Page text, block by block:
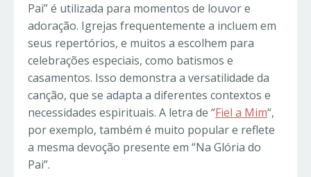
Pai” é utilizada para momentos de louvor e
adoração. Igrejas frequentemente a incluem em
seus repertórios, e muitos a escolhem para
celebrações especiais, como batismos e
casamentos. Isso demonstra a versatilidade da
canção, que se adapta a diferentes contextos e
necessidades espirituais. A letra de “Fiel a Mim“,
por exemplo, também é muito popular e reflete
a mesma devoção presente em “Na Glória do
Pai”.